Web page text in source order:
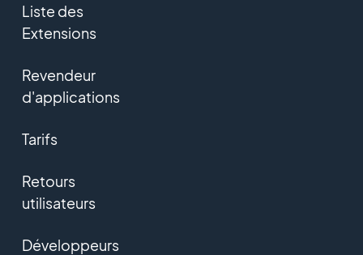
Liste des
Extensions
Revendeur
d'applications
Tarifs
Retours
utilisateurs
Développeurs